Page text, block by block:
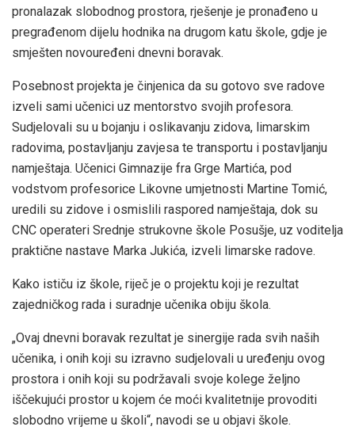
pronalazak slobodnog prostora, rješenje je pronađeno u
pregrađenom dijelu hodnika na drugom katu škole, gdje je
smješten novouređeni dnevni boravak.
Posebnost projekta je činjenica da su gotovo sve radove
izveli sami učenici uz mentorstvo svojih profesora.
Sudjelovali su u bojanju i oslikavanju zidova, limarskim
radovima, postavljanju zavjesa te transportu i postavljanju
namještaja. Učenici Gimnazije fra Grge Martića, pod
vodstvom profesorice Likovne umjetnosti Martine Tomić,
uredili su zidove i osmislili raspored namještaja, dok su
CNC operateri Srednje strukovne škole Posušje, uz voditelja
praktične nastave Marka Jukića, izveli limarske radove.
Kako ističu iz škole, riječ je o projektu koji je rezultat
zajedničkog rada i suradnje učenika obiju škola.
„Ovaj dnevni boravak rezultat je sinergije rada svih naših
učenika, i onih koji su izravno sudjelovali u uređenju ovog
prostora i onih koji su podržavali svoje kolege željno
iščekujući prostor u kojem će moći kvalitetnije provoditi
slobodno vrijeme u školi“, navodi se u objavi škole.